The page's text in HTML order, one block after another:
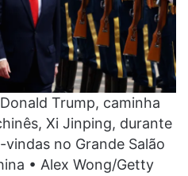
Trump, caminha
Xi Jinping, durante
no Grande Salão
• Alex Wong/Getty